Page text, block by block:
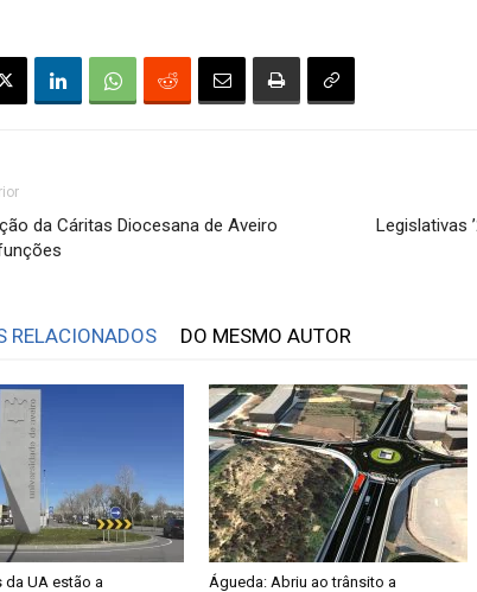
da Cáritas Diocesana de Aveiro
Legislativas
RELACIONADOS DO MESMO AUTOR
da UA estão a
Águeda: Abriu ao trânsito a